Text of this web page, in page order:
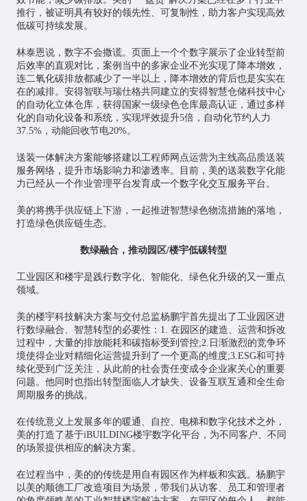
推行，被证明具有较好的领先性、可复制性，助力客户实现高效
低碳可持续发展。
林泰恩说，数字不会撒谎。页面上一个个数字展示了企业转型前
后效率的直观对比，案例当中的多家企业不光实现了降本增效，
连二氧化碳排放都减少了一半以上，降本增效的背后也是实实在
在的减排。安得智联与瑞仕格共同建立的安得智慧仓储科技中心
的自动化立体仓库，获得国家一级绿色仓库最高认证，通过多样
化的自动化设备和系统，实现坪效提升5倍，自动化节约人力
37.5%，动能回收节电20%。
送装一体解决方案能够搭建以工程师网点运营为主线高品质送装
服务网络，提升市场影响力和渗透率。目前，美的送装数字化能
力已经从一个作业管理平台发育成一个数字化交互服务平台。
美的将携手供应链上下游，一起推进智慧绿色物流措施的落地，
打造绿色供应链生态。
数绿融合，推动园区/楼宇低碳转型
工业园区和楼宇是践行数字化、智能化、绿色化升级的又一重点
领域。
美的楼宇科技解决方案与交付总监杨鹏宇首先提出了工业园区进
行数绿融合、智慧转型的必要性：1. 在园区的建造、运营和拆改
过程中，大量的排放能耗和碳指标受到管控;2.日渐激烈的竞争环
境使得企业对精细化运营提升到了一个更高的维度;3.ESG和可持
续化受到广泛关注，从此前的社会责任变成令企业家关心的重要
问题。他同时也指出转型面临人才缺失、设备互联互通和全生命
周期服务的挑战。
在传统意义上发展多年的暖通、自控、电梯和数字化技术之外，
美的打造了基于iBUILDING楼宇数字化平台，为不同客户、不同
的场景提供相应的解决方案。
在过程当中，美的的传统是用自有园区作为样板和实践。杨鹏宇
以美的顺德工厂改造项目为场景，带我们从访客、员工和管理者